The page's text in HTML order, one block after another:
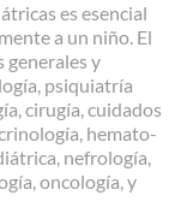
es esencial
a un niño. El
generales y
psiquiatría
cirugía, cuidados
hemato-
nefrología,
oncología, y